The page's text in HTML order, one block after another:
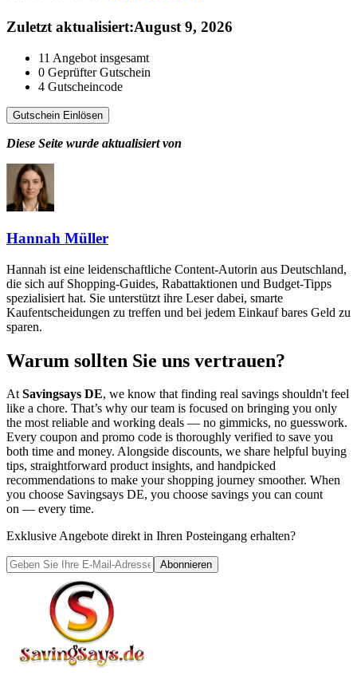
Zuletzt aktualisiert:August 9, 2026
11 Angebot insgesamt
0 Geprüfter Gutschein
4 Gutscheincode
Gutschein Einlösen
Diese Seite wurde aktualisiert von
Hannah Müller
Hannah ist eine leidenschaftliche Content-Autorin aus Deutschland,
die sich auf Shopping-Guides, Rabattaktionen und Budget-Tipps
spezialisiert hat. Sie unterstützt ihre Leser dabei, smarte
Kaufentscheidungen zu treffen und bei jedem Einkauf bares Geld zu
sparen.
Warum sollten Sie uns vertrauen?
AtSavingsays DE, we know that finding real savings shouldn't feel
like a chore. That’s why our team is focused on bringing you only
the most reliable and working deals — no gimmicks, no guesswork.
Every coupon and promo code is thoroughly verified to save you
both time and money. Alongside discounts, we share helpful buying
tips, straightforward product insights, and handpicked
recommendations to make your shopping journey smoother. When
you choose Savingsays DE, you choose savings you can count
on — every time.
Exklusive Angebote direkt in Ihren Posteingang erhalten?
Abonnieren